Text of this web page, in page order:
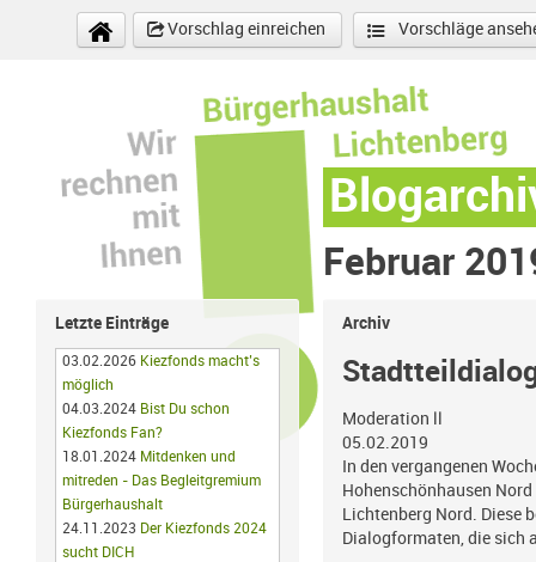
Direkt zum Inhalt
Vorschlag einreichen
Vorschläge
Letzte Einträge
03.02.2026 Kiezfonds macht’s
möglich
04.03.2024 Bist Du schon
Kiezfonds Fan?
18.01.2024 Mitdenken und
mitreden - Das Begleitgremium
Bürgerhaushalt
24.11.2023 Der Kiezfonds 2024
sucht DICH
Februar
Archiv
Moderation ll
05.02.2019
In den vergangenen
Hohenschönhausen
Lichtenberg Nord. Diese
Dialogformaten, die sich